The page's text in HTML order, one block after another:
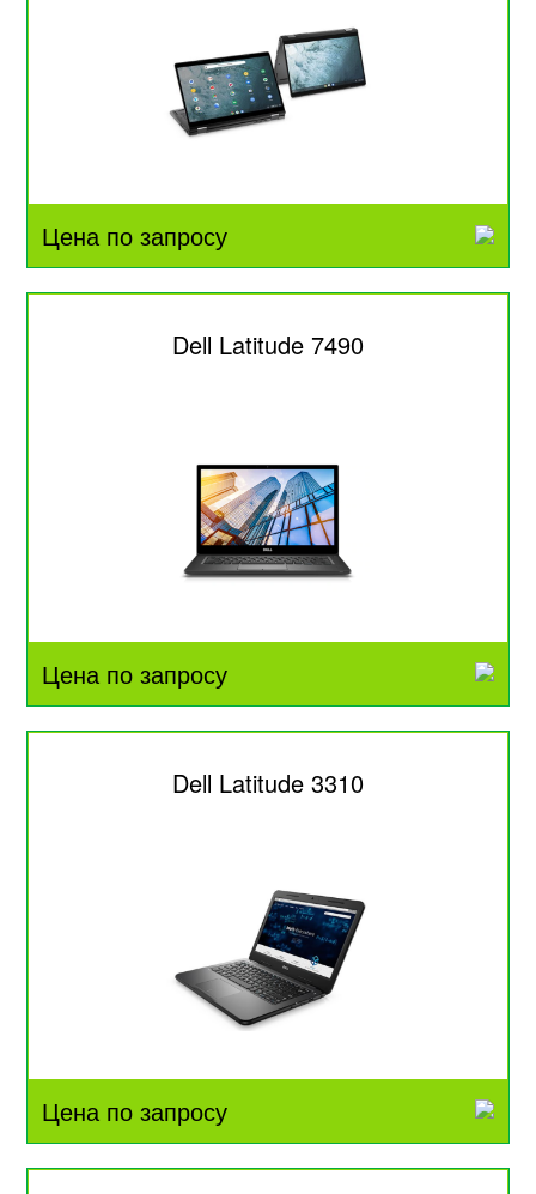
Цена по запросу
Dell Latitude 7490
Цена по запросу
Dell Latitude 3310
Цена по запросу